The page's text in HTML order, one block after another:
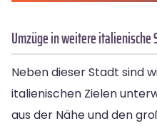
Umzüge in weitere italienische
Neben dieser Stadt sind
italienischen Zielen
aus der Nähe und den